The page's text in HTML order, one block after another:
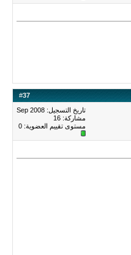
#37
تاريخ التسجيل: Sep 2008
مشاركة: 16
مستوى تقييم العضوية: 0